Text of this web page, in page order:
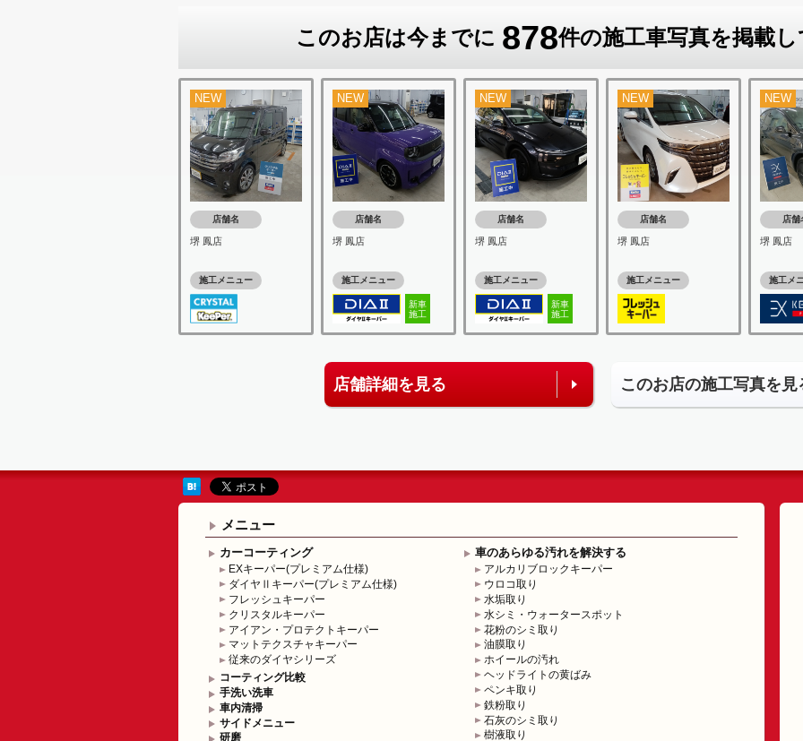
このお店は今までに 878件の施工車写真を掲載
NEW
店舗名
堺 鳳店
施工メニュー
NEW
店舗名
堺 鳳店
施工メニュー
新車
施工
NEW
店舗名
堺 鳳店
施工メニュー
新車
施工
NEW
店舗名
堺 鳳店
施工メニュー
NEW
店舗
堺 鳳店
施工メ
店舗詳細を見る このお店の施工写真を見
メニュー
カーコーティング
EXキーパー(プレミアム仕様)
ダイヤⅡキーパー(プレミアム仕様)
フレッシュキーパー
クリスタルキーパー
アイアン・プロテクトキーパー
マットテクスチャキーパー
従来のダイヤシリーズ
コーティング比較
手洗い洗車
車内清掃
サイドメニュー
研磨
車のあらゆる汚れを解決する
アルカリブロックキーパー
ウロコ取り
水垢取り
水シミ・ウォータースポット
花粉のシミ取り
油膜取り
ホイールの汚れ
ヘッドライトの黄ばみ
ペンキ取り
鉄粉取り
石灰のシミ取り
樹液取り